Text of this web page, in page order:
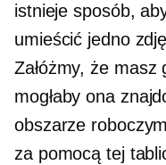
istnieje sposób,
umieścić jedno
Załóżmy, że
mogłaby ona
obszarze
za pomocą tej